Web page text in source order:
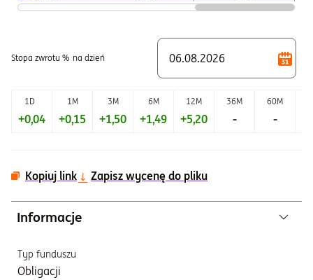
Stopa zwrotu % na dzień
1D 1M 3M 6M 12M 36M 60M
+0,04 +0,15 +1,50 +1,49 +5,20 - -
Kopiuj link Zapisz wycenę do pliku
Informacje
Typ funduszu
Obligacji